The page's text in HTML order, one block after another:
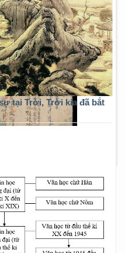
tại Trời, Trời kia đã bắt